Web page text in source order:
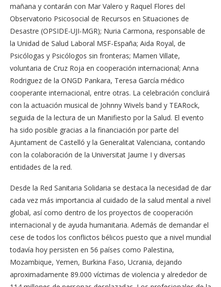
mañana y contarán con Mar Valero y Raquel Flores del
Observatorio Psicosocial de Recursos en Situaciones de
Desastre (OPSIDE-UJI-MGR); Nuria Carmona, responsable de
la Unidad de Salud Laboral MSF-España; Aida Royal, de
Psicólogas y Psicólogos sin fronteras; Mamen Villate,
voluntaria de Cruz Roja en cooperación internacional; Anna
Rodriguez de la ONGD Pankara, Teresa García médico
cooperante internacional, entre otras. La celebración concluirá
con la actuación musical de Johnny Wivels band y TEARock,
seguida de la lectura de un Manifiesto por la Salud. El evento
ha sido posible gracias a la financiación por parte del
Ajuntament de Castelló y la Generalitat Valenciana, contando
con la colaboración de la Universitat Jaume I y diversas
entidades de la red.
Desde la Red Sanitaria Solidaria se destaca la necesidad de dar
cada vez más importancia al cuidado de la salud mental a nivel
global, así como dentro de los proyectos de cooperación
internacional y de ayuda humanitaria. Además de demandar el
cese de todos los conflictos bélicos puesto que a nivel mundial
todavía hoy persisten en 56 países como Palestina,
Mozambique, Yemen, Burkina Faso, Ucrania, dejando
aproximadamente 89.000 víctimas de violencia y alrededor de